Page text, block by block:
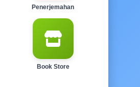
Penerjemahan
Book Store